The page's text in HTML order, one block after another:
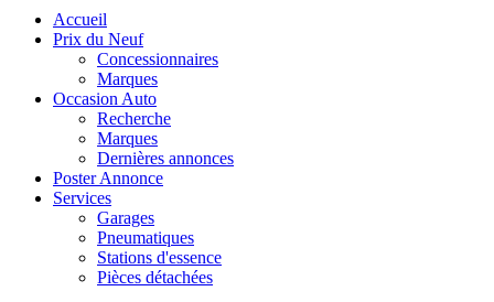
Accueil
Prix du Neuf
Concessionnaires
Marques
Occasion Auto
Recherche
Marques
Dernières annonces
Poster Annonce
Services
Garages
Pneumatiques
Stations d'essence
Pièces détachées